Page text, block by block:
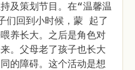
及策划节目。在“温馨温
们回到小时候，蒙 起了
养长大。之后是角色对
。父母老了孩子也长大
的障碍。这个活动是想